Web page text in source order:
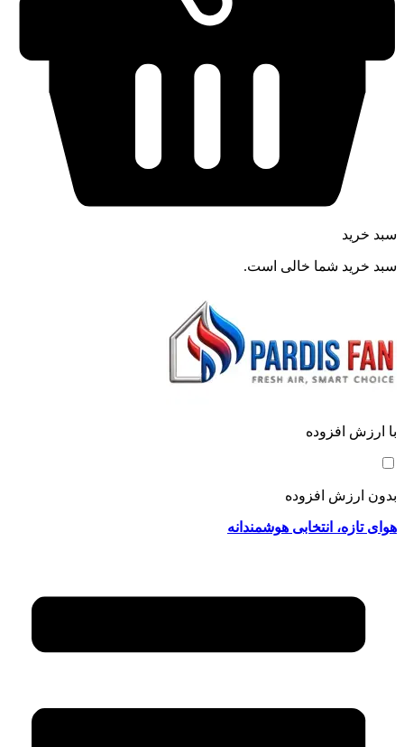
سبد خرید
سبد خرید شما خالی است.
با ارزش افزوده
بدون ارزش افزوده
هوای تازه، انتخابی هوشمندانه